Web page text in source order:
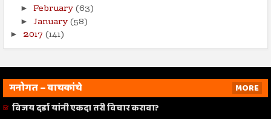
► February(63)
► January(58)
► 2017 (141)
मनोगत – वाचकांचे
MORE
विजय दर्डा यांनी एकदा तरी विचार करावा?